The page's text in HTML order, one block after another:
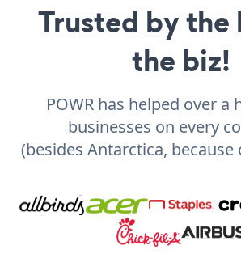
Trusted by the
the biz!
POWR has helped over a
businesses on every
(besides Antarctica,